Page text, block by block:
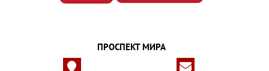
ПРОСПЕКТ МИРА